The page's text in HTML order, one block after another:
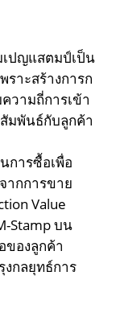
เปญแสตมป์เป็น
ราะสร้างการก
วามถี่การเข้า
มพันธ์กับลูกค้า
การซื้อเพื่อ
ากการขาย
Value
Stamp บน
ของลูกค้า
งกลยุทธ์การ